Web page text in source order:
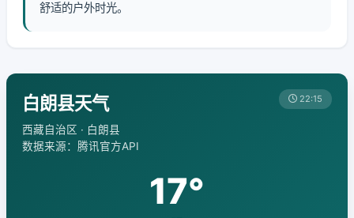
舒适的户外时光。
白朗县天气
西藏自治区 · 白朗县
数据来源：腾讯官方API
22:15
17°